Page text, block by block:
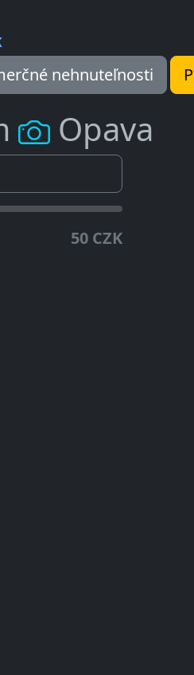
nehnuteľnosti
Opava
50 CZK